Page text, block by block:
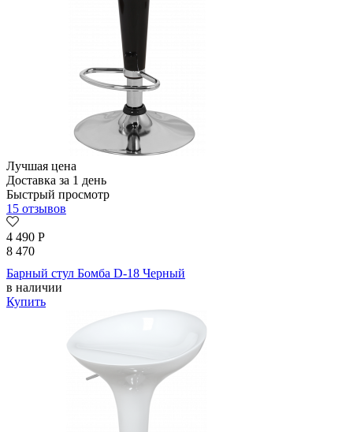
Лучшая цена
Доставка за 1 день
Быстрый просмотр
15 отзывов
4 490 Р
8 470
Барный стул Бомба D-18 Черный
в наличии
Купить